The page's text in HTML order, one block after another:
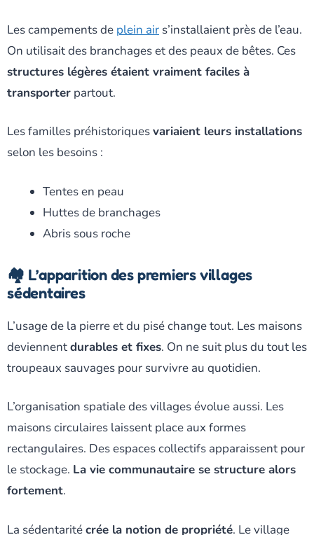
Les campements de plein air s’installaient près de l’eau.
On utilisait des branchages et des peaux de bêtes. Ces
structures légères étaient vraiment faciles à
transporter partout.
Les familles préhistoriquesvariaient leurs installations
selon les besoins :
Tentes en peau
Huttes de branchages
Abris sous roche
🏘️ L’apparition des premiers villages
sédentaires
L’usage de la pierre et du pisé change tout. Les maisons
deviennentdurables et fixes. On ne suit plus du tout les
troupeaux sauvages pour survivre au quotidien.
L’organisation spatiale des villages évolue aussi. Les
maisons circulaires laissent place aux formes
rectangulaires. Des espaces collectifs apparaissent pour
le stockage. La vie communautaire se structure alors
fortement.
La sédentaritécrée la notion de propriété. Le village